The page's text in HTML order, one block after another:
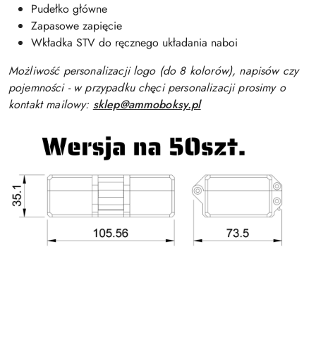
Pudełko główne
Zapasowe zapięcie
Wkładka STV do ręcznego układania naboi
Możliwość personalizacji logo (do 8 kolorów), napisów czy
pojemności - w przypadku chęci personalizacji prosimy o
kontakt mailowy: sklep@ammoboksy.pl